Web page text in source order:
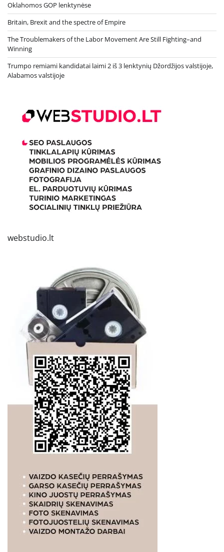
Oklahomos GOP lenktynėse
Britain, Brexit and the spectre of Empire
The Troublemakers of the Labor Movement Are Still Fighting–and
Winning
Trumpo remiami kandidatai laimi 2 iš 3 lenktynių Džordžijos valstijoje,
Alabamos valstijoje
webstudio.lt